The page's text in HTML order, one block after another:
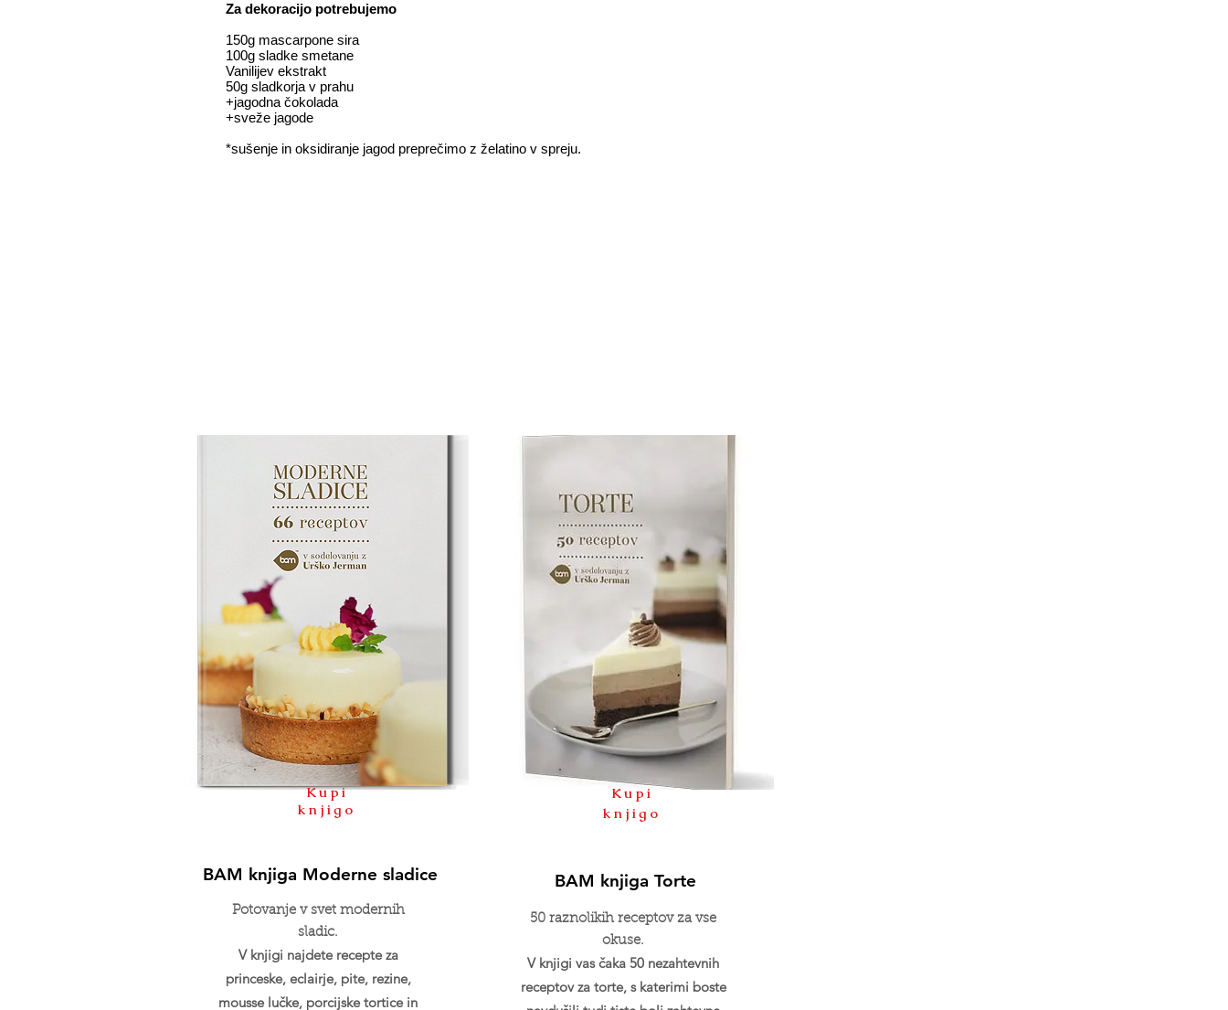
Za dekoracijo potrebujemo
150g mascarpone sira
100g sladke smetane
Vanilijev ekstrakt
50g sladkorja v prahu
+jagodna čokolada
+sveže jagode
*sušenje in oksidiranje jagod preprečimo z želatino v spreju.
Kupi
knjigo
BAM knjiga Moderne sladice
Potovanje v svet modernih
sladic.
V knjigi najdete recepte za
princeske, eclairje, pite, rezine,
mousse lučke, porcijske tortice in
Kupi
knjigo
BAM knjiga Torte
50 raznolikih receptov za vse
okuse.
V knjigi vas čaka 50 nezahtevnih
receptov za torte, s katerimi boste